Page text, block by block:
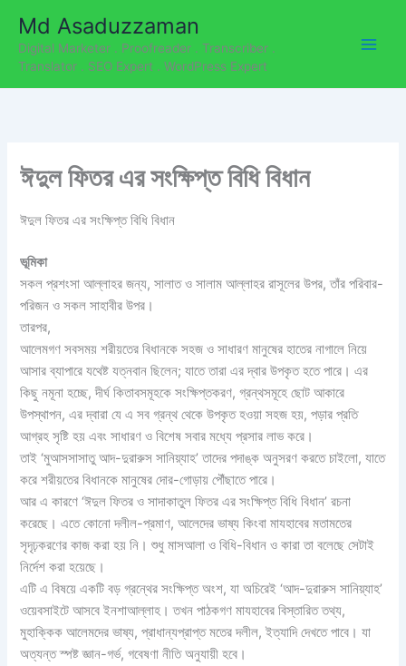
content
Md Asaduzzaman
Digital Marketer . Proofreader . Transcriber .
Translator . SEO Expert . WordPress Expert
ঈদুল ফিতর এর সংক্ষিপ্ত বিধি বিধান
ঈদুল ফিতর এর সংক্ষিপ্ত বিধি বিধান
ভূমিকা
সকল প্রশংসা আল্লাহর জন্য, সালাত ও সালাম আল্লাহর রাসূলের উপর, তাঁর পরিবার-
পরিজন ও সকল সাহাবীর উপর।
তারপর,
আলেমগণ সবসময় শরীয়তের বিধানকে সহজ ও সাধারণ মানুষের হাতের নাগালে নিয়ে
আসার ব্যাপারে যথেষ্ট যত্নবান ছিলেন; যাতে তারা এর দ্বার উপকৃত হতে পারে। এর
কিছু নমূনা হচ্ছে, দীর্ঘ কিতাবসমূহকে সংক্ষিপ্তকরণ, গ্রন্থসমূহে ছোট আকারে
উপস্থাপন, এর দ্বারা যে এ সব গ্রন্থ থেকে উপকৃত হওয়া সহজ হয়, পড়ার প্রতি
আগ্রহ সৃষ্টি হয় এবং সাধারণ ও বিশেষ সবার মধ্যে প্রসার লাভ করে।
তাই ‘মুআসসাসাতু আদ-দুরারুস সানিয়্যাহ’ তাদের পদাঙ্ক অনুসরণ করতে চাইলো, যাতে
করে শরীয়তের বিধানকে মানুষের দোর-গোড়ায় পৌঁছাতে পারে।
আর এ কারণে ‘ঈদুল ফিতর ও সাদাকাতুল ফিতর এর সংক্ষিপ্ত বিধি বিধান’ রচনা
করেছে। এতে কোনো দলীল-প্রমাণ, আলেদের ভাষ্য কিংবা মাযহাবের মতামতের
সৃদৃঢ়করণের কাজ করা হয় নি। শুধু মাসআলা ও বিধি-বিধান ও কারা তা বলেছে সেটাই
নির্দেশ করা হয়েছে।
এটি এ বিষয়ে একটি বড় গ্রন্থের সংক্ষিপ্ত অংশ, যা অচিরেই ‘আদ-দুরারুস সানিয়্যাহ’
ওয়েবসাইটে আসবে ইনশাআল্লাহ। তখন পাঠকগণ মাযহাবের বিস্তারিত তথ্য,
মুহাক্কিক আলেমদের ভাষ্য, প্রাধান্যপ্রাপ্ত মতের দলীল, ইত্যাদি দেখতে পাবে। যা
অত্যন্ত স্পষ্ট জ্ঞান-গর্ভ, গবেষণা নীতি অনুযায়ী হবে।
a
t
e
s